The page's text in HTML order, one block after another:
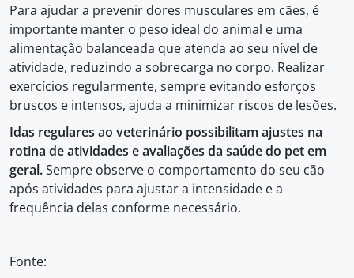
Para ajudar a prevenir dores musculares em cães, é
importante manter o peso ideal do animal e uma
alimentação balanceada que atenda ao seu nível de
atividade, reduzindo a sobrecarga no corpo. Realizar
exercícios regularmente, sempre evitando esforços
bruscos e intensos, ajuda a minimizar riscos de lesões.
Idas regulares ao veterinário possibilitam ajustes na
rotina de atividades e avaliações da saúde do pet em
geral.Sempre observe o comportamento do seu cão
após atividades para ajustar a intensidade e a
frequência delas conforme necessário.
Fonte: